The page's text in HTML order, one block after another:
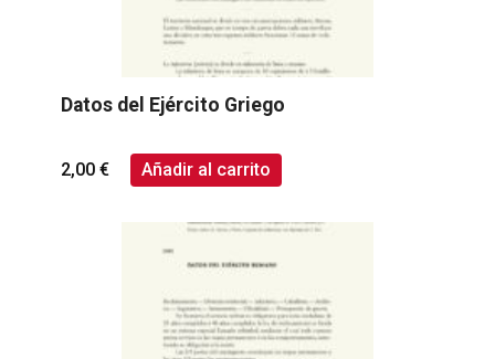
Datos del Ejército Griego
2,00 € Añadir al carrito